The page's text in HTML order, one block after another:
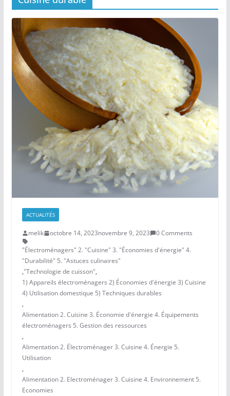
ACTUALITÉS
melik octobre 14, 2023novembre 9, 2023
0 Comments
"Électroménagers" 2. "Cuisine" 3. "Économies d'énergie" 4.
"Durabilité" 5. "Astuces culinaires"
,"Technologie de cuisson",
1) Appareils électroménagers 2) Économies d'énergie 3) Cuisine
4) Utilisation domestique 5) Techniques durables
,
Alimentation 2. Cuisine 3. Économie d'énergie 4. Équipements
électroménagers 5. Gestion des ressources
,
Alimentation 2. Électroménager 3. Cuisine 4. Énergie 5.
Utilisation
,
Alimentation 2. Electroménager 3. Cuisine 4. Environnement 5.
Economies